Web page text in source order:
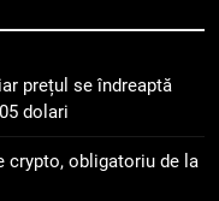
digitală
Barcelona
acord pe cinci ani
prețul se îndreaptă
dolari
crypto, obligatoriu de la